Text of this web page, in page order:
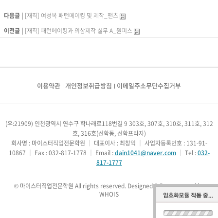
다음글 | [재직] 여성복 패턴메이킹 및 제작_팬츠
이전글 | [재직] 패턴메이킹과 의상제작 실무 A_원피스
이용약관 개인정보취급방침 이메일주소무단수집거부
(우:21909) 인천광역시 연수구 학나래로118번길 9 303호, 307호, 310호, 311호, 312
호, 316호(선학동, 선학프라자)
회사명 : 마이스터직업전문학원
대표이사 : 최창익
사업자등록번호 : 131-91-
10867
Fax : 032-817-1778 Email :dain1041@naver.com｜ Tel :032-
817-1777
© 마이스터직업전문학원 All rights reserved. Designed & Programmed by
WHOIS